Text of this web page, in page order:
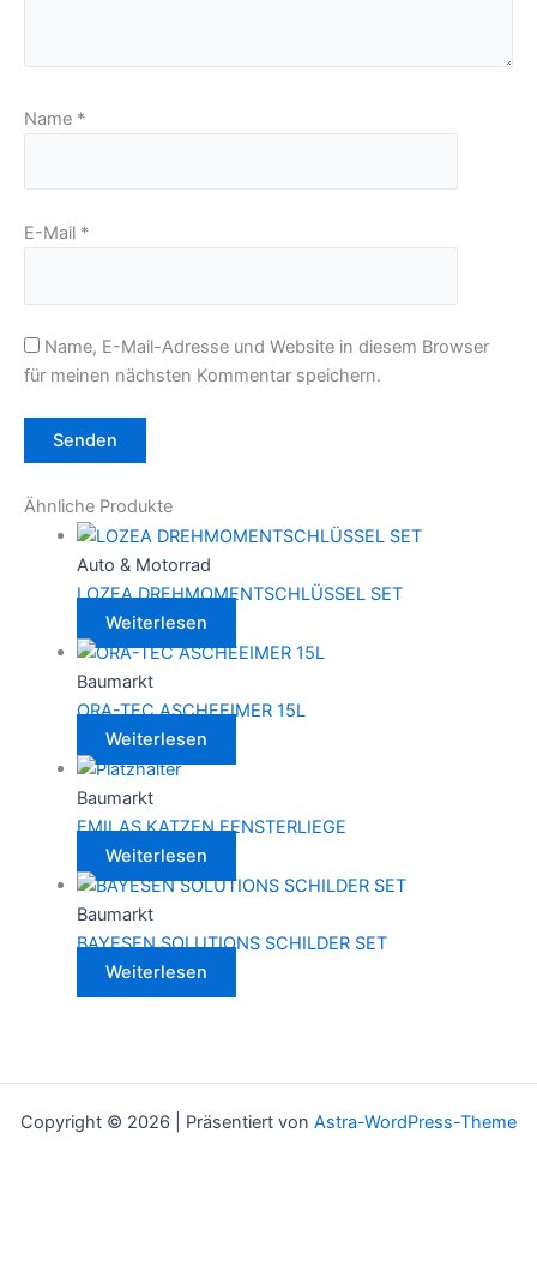
Name *
E-Mail *
Name, E-Mail-Adresse und Website in diesem Browser
für meinen nächsten Kommentar speichern.
Ähnliche Produkte
Auto & Motorrad
LOZEA DREHMOMENTSCHLÜSSEL SET
Weiterlesen
Baumarkt
ORA-TEC ASCHEEIMER 15L
Weiterlesen
Baumarkt
EMILAS KATZEN FENSTERLIEGE
Weiterlesen
Baumarkt
BAYESEN SOLUTIONS SCHILDER SET
Weiterlesen
Copyright © 2026 | Präsentiert von Astra-WordPress-Theme